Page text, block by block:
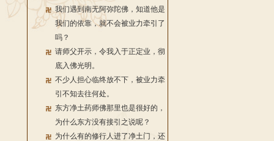
我们遇到南无阿弥陀佛，知道他是
我们的依靠，就不会被业力牵引了
吗？
请师父开示，令我入于正定业，彻
底入佛光明。
不少人担心临终放不下，被业力牵
引不知去往何处。
东方净土药师佛那里也是很好的，
为什么东方没有接引之说呢？
为什么有的修行人进了净土门，还